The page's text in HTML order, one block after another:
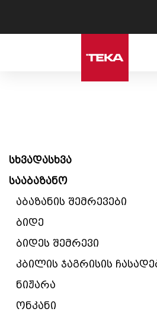
სხვადასხვა
სააბაზანო
აბაზანის შემრევები
ბიდე
ბიდეს შემრევი
კბილის ჯაგრისის
ნიჟარა
ონკანი